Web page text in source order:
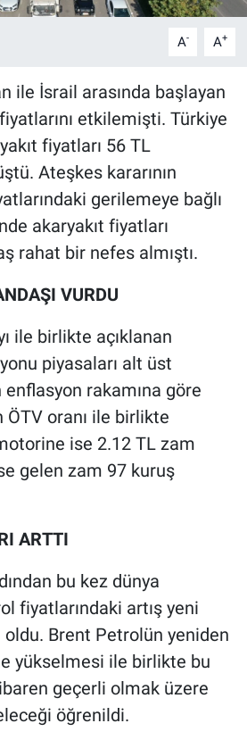
A- A+
ile İsrail arasında başlayan
etkilemişti. Türkiye
fiyatları 56 TL
Ateşkes kararının
gerilemeye bağlı
akaryakıt fiyatları
rahat bir nefes almıştı.
VURDU
ile birlikte açıklanan
piyasaları alt üst
rakamına göre
oranı ile birlikte
ise 2.12 TL zam
gelen zam 97 kuruş
ARTTI
bu kez dünya
fiyatlarındaki artış yeni
oldu. Brent Petrolün yeniden
yükselmesi ile birlikte bu
geçerli olmak üzere
öğrenildi.